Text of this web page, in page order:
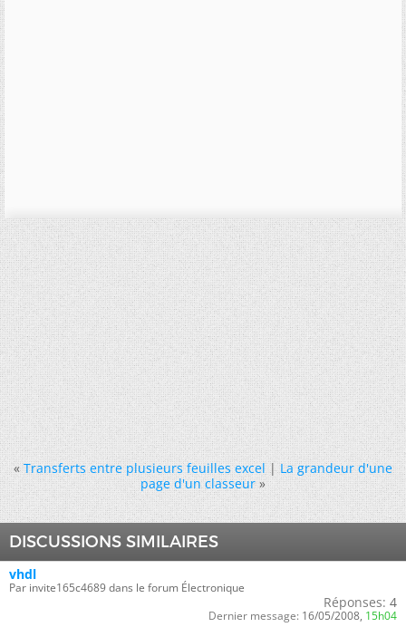
« Transferts entre plusieurs feuilles excel|La grandeur d'une
page d'un classeur »
DISCUSSIONS SIMILAIRES
vhdl
Par invite165c4689 dans le forum Électronique
Réponses: 4
Dernier message: 16/05/2008, 15h04